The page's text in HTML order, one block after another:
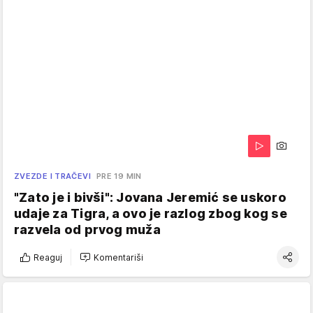
ZVEZDE I TRAČEVI PRE 19 MIN
"Zato je i bivši": Jovana Jeremić se uskoro
udaje za Tigra, a ovo je razlog zbog kog se
razvela od prvog muža
Reaguj Komentariši